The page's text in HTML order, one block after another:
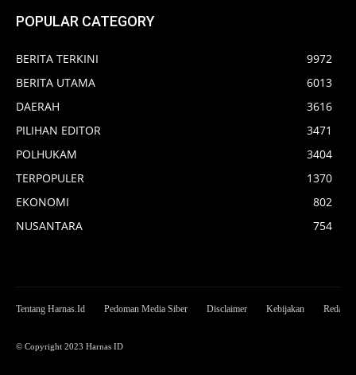
POPULAR CATEGORY
BERITA TERKINI
9972
BERITA UTAMA
6013
DAERAH
3616
PILIHAN EDITOR
3471
POLHUKAM
3404
TERPOPULER
1370
EKONOMI
802
NUSANTARA
754
Tentang Harnas.Id Pedoman Media Siber Disclaimer Kebijakan Redaksi
© Copyright 2023 Harnas ID